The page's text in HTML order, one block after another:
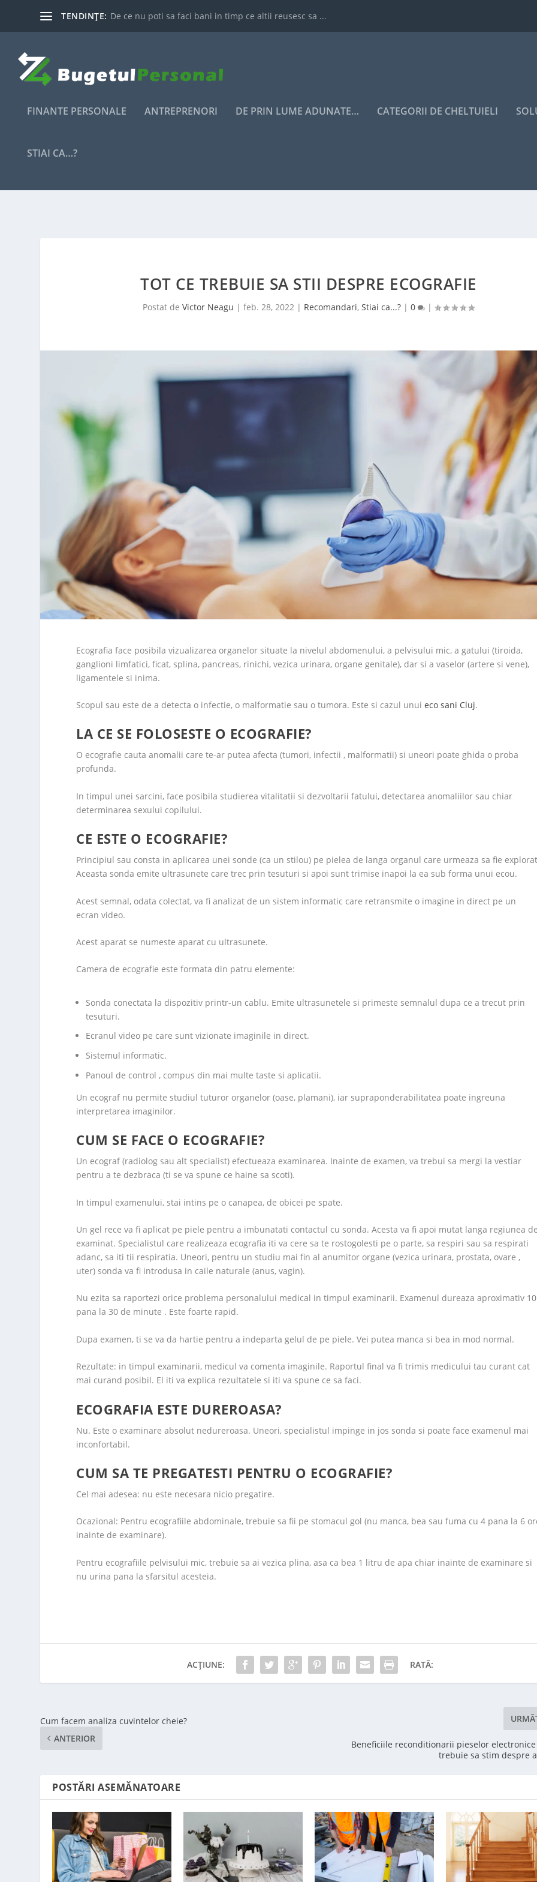
TENDINȚE: De ce nu poti sa faci bani in timp ce altii reusesc sa ...
FINANTE PERSONALE ANTREPRENORI DE PRIN LUME ADUNATE… CATEGORII DE CHELTUIELI
STIAI CA…?
TOT CE TREBUIE SA STII DESPRE ECOGRAFIE
Postat deVictor Neagu |feb. 28, 2022 | Recomandari,Stiai ca...? |0 |
Ecografia face posibila vizualizarea organelor situate la nivelul abdomenului, a pelvisului mic, a gatului (tiroida,
ganglioni limfatici, ficat, splina, pancreas, rinichi, vezica urinara, organe genitale), dar si a vaselor (artere si vene),
ligamentele si inima.
Scopul sau este de a detecta o infectie, o malformatie sau o tumora. Este si cazul unuieco sani Cluj.
LA CE SE FOLOSESTE O ECOGRAFIE?
O ecografie cauta anomalii care te-ar putea afecta (tumori, infectii , malformatii) si uneori poate ghida o proba
profunda.
In timpul unei sarcini, face posibila studierea vitalitatii si dezvoltarii fatului, detectarea anomaliilor sau chiar
determinarea sexului copilului.
CE ESTE O ECOGRAFIE?
Principiul sau consta in aplicarea unei sonde (ca un stilou) pe pielea de langa organul care urmeaza sa fie
Aceasta sonda emite ultrasunete care trec prin tesuturi si apoi sunt trimise inapoi la ea sub forma unui ecou.
Acest semnal, odata colectat, va fi analizat de un sistem informatic care retransmite o imagine in direct pe un
ecran video.
Acest aparat se numeste aparat cu ultrasunete.
Camera de ecografie este formata din patru elemente:
Sonda conectata la dispozitiv printr-un cablu. Emite ultrasunetele si primeste semnalul dupa ce a trecut prin
tesuturi.
Ecranul video pe care sunt vizionate imaginile in direct.
Sistemul informatic.
Panoul de control , compus din mai multe taste si aplicatii.
Un ecograf nu permite studiul tuturor organelor (oase, plamani), iar supraponderabilitatea poate ingreuna
interpretarea imaginilor.
CUM SE FACE O ECOGRAFIE?
Un ecograf (radiolog sau alt specialist) efectueaza examinarea. Inainte de examen, va trebui sa mergi la vestiar
pentru a te dezbraca (ti se va spune ce haine sa scoti).
In timpul examenului, stai intins pe o canapea, de obicei pe spate.
Un gel rece va fi aplicat pe piele pentru a imbunatati contactul cu sonda. Acesta va fi apoi mutat langa regiunea
examinat. Specialistul care realizeaza ecografia iti va cere sa te rostogolesti pe o parte, sa respiri sau sa respirati
adanc, sa iti tii respiratia. Uneori, pentru un studiu mai fin al anumitor organe (vezica urinara, prostata, ovare ,
uter) sonda va fi introdusa in caile naturale (anus, vagin).
Nu ezita sa raportezi orice problema personalului medical in timpul examinarii. Examenul dureaza aproximativ 10
pana la 30 de minute . Este foarte rapid.
Dupa examen, ti se va da hartie pentru a indeparta gelul de pe piele. Vei putea manca si bea in mod normal.
Rezultate: in timpul examinarii, medicul va comenta imaginile. Raportul final va fi trimis medicului tau curant cat
mai curand posibil. El iti va explica rezultatele si iti va spune ce sa faci.
ECOGRAFIA ESTE DUREROASA?
Nu. Este o examinare absolut nedureroasa. Uneori, specialistul impinge in jos sonda si poate face examenul mai
inconfortabil.
CUM SA TE PREGATESTI PENTRU O ECOGRAFIE?
Cel mai adesea: nu este necesara nicio pregatire.
Ocazional: Pentru ecografiile abdominale, trebuie sa fii pe stomacul gol (nu manca, bea sau fuma cu 4 pana la 6
inainte de examinare).
Pentru ecografiile pelvisului mic, trebuie sa ai vezica plina, asa ca bea 1 litru de apa chiar inainte de examinare si
nu urina pana la sfarsitul acesteia.
ACȚIUNE: RATĂ:
Cum facem analiza cuvintelor cheie?
ANTERIOR
Beneficiile reconditionarii pieselor
trebuie sa stim despre
POSTĂRI ASEMĂNATOARE